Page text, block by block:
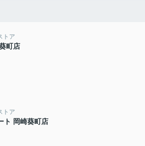
トア
町店
トア
ト 岡崎葵町店